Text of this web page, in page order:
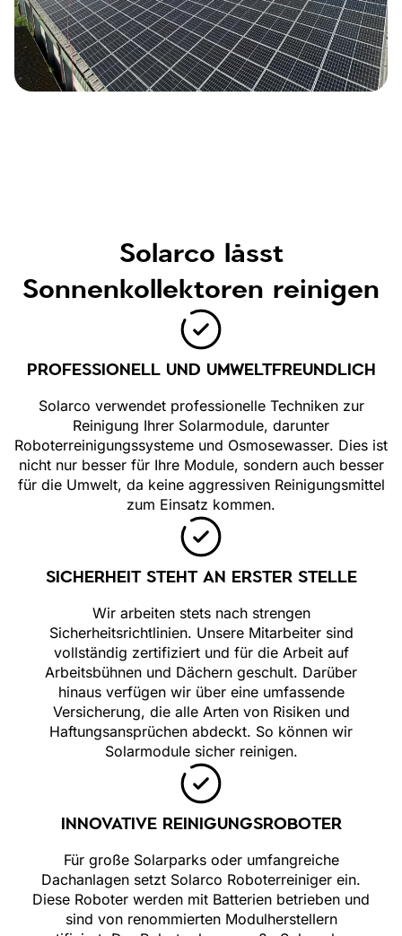
Solarco lässt
Sonnenkollektoren reinigen
PROFESSIONELL UND UMWELTFREUNDLICH
Solarco verwendet professionelle Techniken zur
Reinigung Ihrer Solarmodule, darunter
Roboterreinigungssysteme und Osmosewasser. Dies ist
nicht nur besser für Ihre Module, sondern auch besser
für die Umwelt, da keine aggressiven Reinigungsmittel
zum Einsatz kommen.
SICHERHEIT STEHT AN ERSTER STELLE
Wir arbeiten stets nach strengen
Sicherheitsrichtlinien. Unsere Mitarbeiter sind
vollständig zertifiziert und für die Arbeit auf
Arbeitsbühnen und Dächern geschult. Darüber
hinaus verfügen wir über eine umfassende
Versicherung, die alle Arten von Risiken und
Haftungsansprüchen abdeckt. So können wir
Solarmodule sicher reinigen.
INNOVATIVE REINIGUNGSROBOTER
Für große Solarparks oder umfangreiche
Dachanlagen setzt Solarco Roboterreiniger ein.
Diese Roboter werden mit Batterien betrieben und
sind von renommierten Modulherstellern